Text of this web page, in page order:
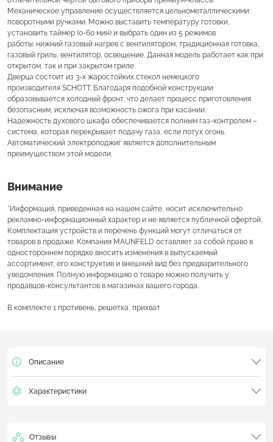
Механическое управление осуществляется цельнометаллическими
поворотными ручками. Можно выставить температуру готовки,
установить таймер (0-60 мин) и выбрать один из 5 режимов
работы: нижний газовый нагрев с вентилятором, традиционная готовка,
газовый гриль, вентилятор, освещение. Данная модель работает как при
открытом, так и при закрытом гриле.
Дверца состоит из 3-х жаростойких стекол немецкого
производителя SCHOTT. Благодаря подобной конструкции
образовывается холодный фронт, что делает процесс приготовления
безопасным, исключая возможность ожога при касании.
Надежность духового шкафа обеспечивается полным газ-контролем –
система, которая перекрывает подачу газа, если потух огонь.
Автоматический электроподжиг является дополнительным
преимуществом этой модели.
Внимание
*Информация, приведенная на нашем сайте, носит исключительно
рекламно-информационный характер и не является публичной офертой.
Комплектация устройств и перечень функций могут отличаться от
товаров в продаже. Компания MAUNFELD оставляет за собой право в
одностороннем порядке вносить изменения в выпускаемый
ассортимент, его конструктив и внешний вид без предварительного
уведомления. Полную информацию о товаре можно получить у
продавцов-консультантов в магазинах вашего города.
В комплекте 1 противень, решетка, прихват
Описание
Характеристики
Отзывы